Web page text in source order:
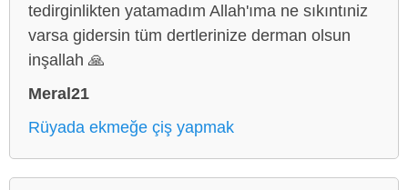
tedirginlikten yatamadım Allah'ıma ne sıkıntıniz
varsa gidersin tüm dertlerinize derman olsun
inşallah 🙏
Meral21
Rüyada ekmeğe çiş yapmak